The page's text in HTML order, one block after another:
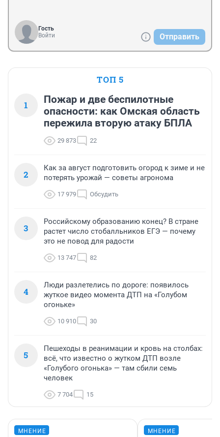
Гость
Войти
Отправить
ТОП 5
1
Пожар и две беспилотные
опасности: как Омская область
пережила вторую атаку БПЛА
29 873 22
2
Как за август подготовить огород к зиме и не
потерять урожай — советы агронома
17 979 Обсудить
3
Российскому образованию конец? В стране
растет число стобалльников ЕГЭ — почему
это не повод для радости
13 747 82
4
Люди разлетелись по дороге: появилось
жуткое видео момента ДТП на «Голубом
огоньке»
10 910 30
5
Пешеходы в реанимации и кровь на столбах:
всё, что известно о жутком ДТП возле
«Голубого огонька» — там сбили семь
человек
7 704 15
МНЕНИЕ МНЕНИЕ